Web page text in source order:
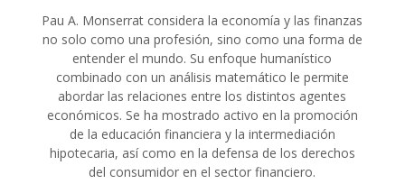
Pau A. Monserrat considera la economía y las finanzas
no solo como una profesión, sino como una forma de
entender el mundo. Su enfoque humanístico
combinado con un análisis matemático le permite
abordar las relaciones entre los distintos agentes
económicos. Se ha mostrado activo en la promoción
de la educación financiera y la intermediación
hipotecaria, así como en la defensa de los derechos
del consumidor en el sector financiero.